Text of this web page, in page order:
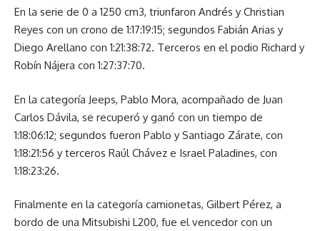
En la serie de 0 a 1250 cm3, triunfaron Andrés y Christian
Reyes con un crono de 1:17:19:15; segundos Fabián Arias y
Diego Arellano con 1:21:38:72. Terceros en el podio Richard y
Robín Nájera con 1:27:37:70.
En la categoría Jeeps, Pablo Mora, acompañado de Juan
Carlos Dávila, se recuperó y ganó con un tiempo de
1:18:06:12; segundos fueron Pablo y Santiago Zárate, con
1:18:21:56 y terceros Raúl Chávez e Israel Paladines, con
1:18:23:26.
Finalmente en la categoría camionetas, Gilbert Pérez, a
bordo de una Mitsubishi L200, fue el vencedor con un